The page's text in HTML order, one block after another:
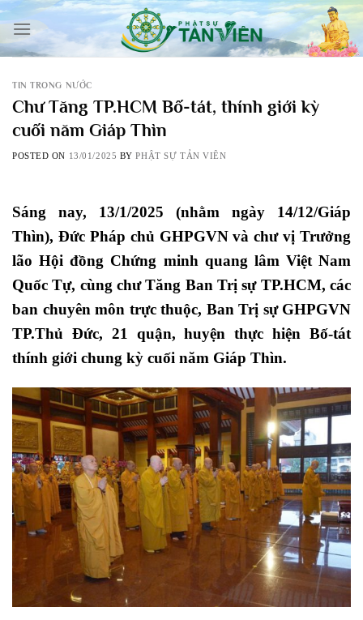
Skip
content
TIN TRONG NƯỚC
Chư Tăng TP.HCM Bố-tát, thính giới kỳ
cuối năm Giáp Thìn
POSTED ON 13/01/2025 BYPHẬT SỰ TẢN VIÊN
Sáng nay, 13/1/2025 (nhằm ngày 14/12/Giáp
Thìn), Đức Pháp chủ GHPGVN và chư vị Trưởng
lão Hội đồng Chứng minh quang lâm Việt Nam
Quốc Tự, cùng chư Tăng Ban Trị sự TP.HCM, các
ban chuyên môn trực thuộc, Ban Trị sự GHPGVN
TP.Thủ Đức, 21 quận, huyện thực hiện Bố-tát
thính giới chung kỳ cuối năm Giáp Thìn.